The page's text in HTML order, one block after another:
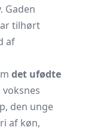
Gaden
tilhørt
af
det ufødte
den unge
af køn,